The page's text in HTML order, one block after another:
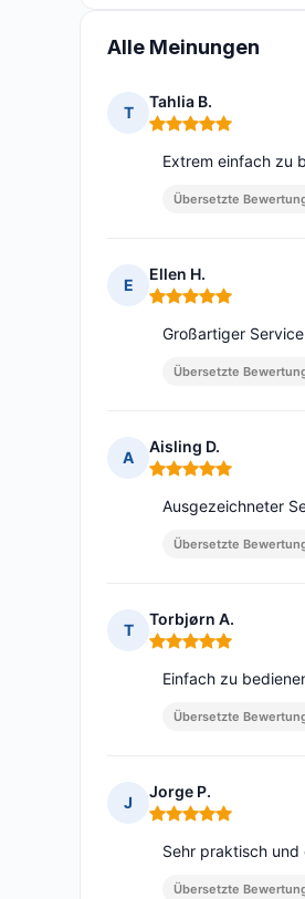
Alle Meinungen
T
Tahlia B.
Hinweis: 5 von 5
Extrem einfach zu
Übersetzte
E
Ellen H.
Hinweis: 5 von 5
Großartiger
Übersetzte
A
Aisling D.
Hinweis: 5 von 5
Ausgezeichneter
Übersetzte
T
Torbjørn A.
Hinweis: 5 von 5
Einfach zu
Übersetzte
J
Jorge P.
Hinweis: 5 von 5
Sehr praktisch
Übersetzte